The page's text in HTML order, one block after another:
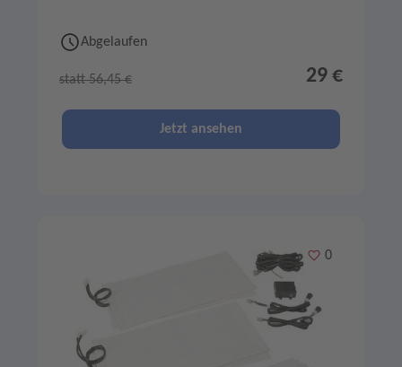
Abgelaufen
statt 56,45 € 29 €
Jetzt ansehen
Merken
0